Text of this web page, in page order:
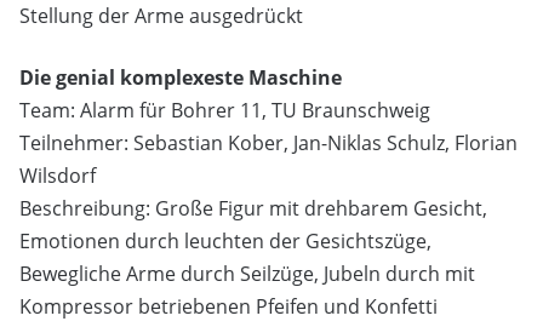
Stellung der Arme ausgedrückt
Die genial komplexeste Maschine
Team: Alarm für Bohrer 11, TU Braunschweig
Teilnehmer: Sebastian Kober, Jan-Niklas Schulz, Florian
Wilsdorf
Beschreibung: Große Figur mit drehbarem Gesicht,
Emotionen durch leuchten der Gesichtszüge,
Bewegliche Arme durch Seilzüge, Jubeln durch mit
Kompressor betriebenen Pfeifen und Konfetti